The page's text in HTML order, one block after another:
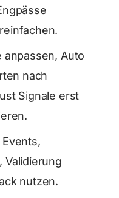
anpassen, Auto
nach
Signale erst
Validierung
nutzen.